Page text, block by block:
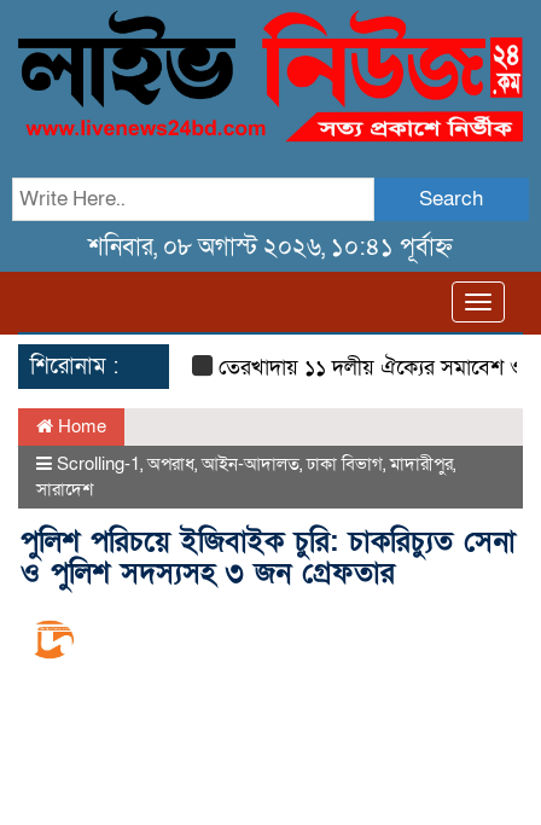
Search
শনিবার, ০৮ অগাস্ট ২০২৬, ১০:৪১ পূর্বাহ্ন
শিরোনাম : তেরখাদায় ১১ দলীয় ঐক্যের সমাবেশ ও গণ
Home
Scrolling-1,অপরাধ,আইন-আদালত,ঢাকা বিভাগ,মাদারীপুর,
সারাদেশ
পুলিশ পরিচয়ে ইজিবাইক চুরি: চাকরিচ্যুত সেনা
ও পুলিশ সদস্যসহ ৩ জন গ্রেফতার